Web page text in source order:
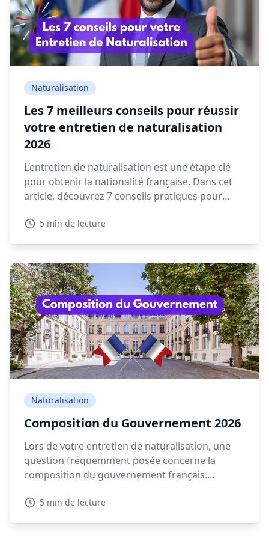
Naturalisation
Les 7 meilleurs conseils pour réussir
votre entretien de naturalisation
2026
L’entretien de naturalisation est une étape clé
pour obtenir la nationalité française. Dans cet
article, découvrez 7 conseils pratiques pour
répondre sereinement aux questions qui vous
5 min de lecture
Naturalisation
Composition du Gouvernement 2026
Lors de votre entretien de naturalisation, une
question fréquemment posée concerne la
composition du gouvernement français.
gouvernement actuelle en 2026 est essentiel
5 min de lecture